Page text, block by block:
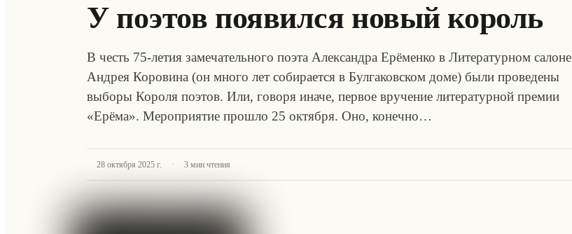
У поэтов появился новый король
В честь 75-летия замечательного поэта Александра Ерёменко в Литературном салоне
Андрея Коровина (он много лет собирается в Булгаковском доме) были проведены
выборы Короля поэтов. Или, говоря иначе, первое вручение литературной премии
«Ерёма». Мероприятие прошло 25 октября. Оно, конечно…
28 октября 2025 г. · 3 мин чтения